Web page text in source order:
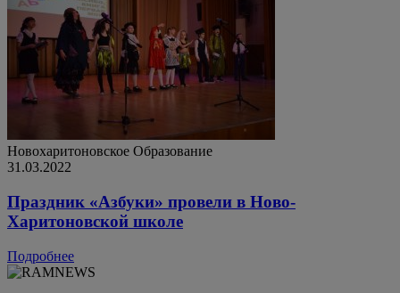
Новохаритоновское Образование
31.03.2022
Праздник «Азбуки» провели в Ново-
Харитоновской школе
Подробнее